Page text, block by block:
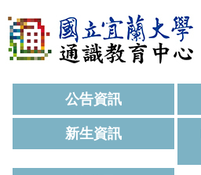
到
主
要
公告資訊
新生資訊